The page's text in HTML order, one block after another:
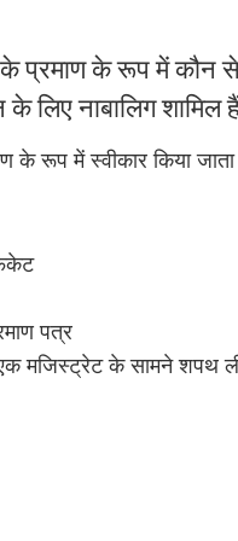
के प्रमाण के रूप में
नाबालिग शामिल
के रूप में स्वीकार किया
पत्र
मजिस्ट्रेट के सामने शपथ